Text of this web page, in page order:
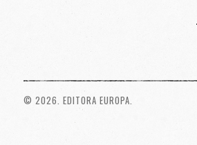
© 2026. EDITORA EUROPA.